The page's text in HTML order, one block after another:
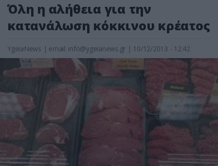
Όλη η αλήθεια για την
κατανάλωση κόκκινου κρέατος
YgeiaNews | email: info@ygeianews.gr | 10/12/2013 - 12:42